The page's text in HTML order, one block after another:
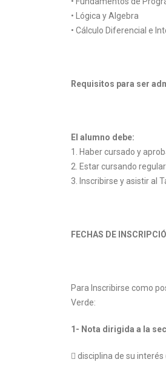
• Lógica y Algebra
• Cálculo Diferencial e
Requisitos para ser
El alumno debe:
1. Haber cursado y
2. Estar cursando
3. Inscribirse y asistir al
FECHAS DE
Para Inscribirse como
Verde:
1- Nota dirigida a la
 disciplina de su